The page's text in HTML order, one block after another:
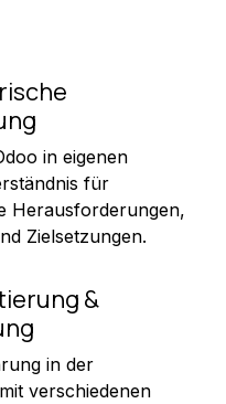
in eigenen
für
Herausforderungen,
Zielsetzungen.
&
in der
verschiedenen